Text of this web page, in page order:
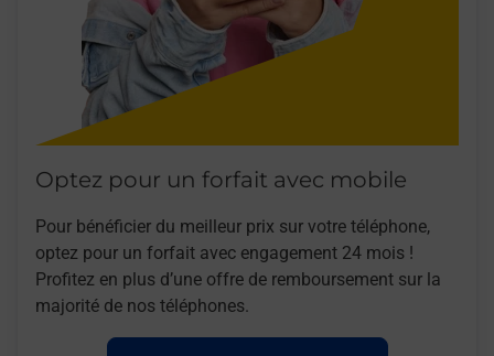
Optez pour un forfait avec mobile
Pour bénéficier du meilleur prix sur votre téléphone,
optez pour un forfait avec engagement 24 mois !
Profitez en plus d’une offre de remboursement sur la
majorité de nos téléphones.